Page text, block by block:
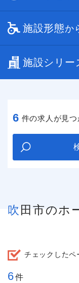
施設形態か
施設シリー
6 件の求人が見つ
吹田市のホームヘルパー1級の求人一
チェックしたペ
6件